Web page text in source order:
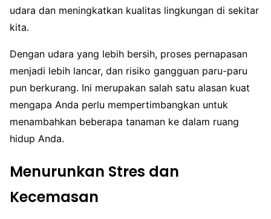
udara dan meningkatkan kualitas lingkungan di sekitar
kita.
Dengan udara yang lebih bersih, proses pernapasan
menjadi lebih lancar, dan risiko gangguan paru-paru
pun berkurang. Ini merupakan salah satu alasan kuat
mengapa Anda perlu mempertimbangkan untuk
menambahkan beberapa tanaman ke dalam ruang
hidup Anda.
Menurunkan Stres dan
Kecemasan